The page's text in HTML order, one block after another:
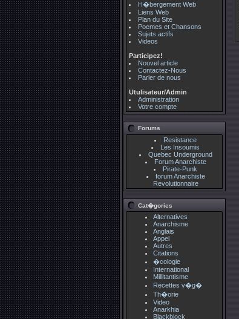
H�bergement Web
Liens Web
Plan du Site
Poemes et Chansons
Sujets actifs
Videos
Participez!
Nouvel article
Contactez-Nous
Parler de nous
Utulisateur/Admin
Administration
Votre compte
Forums
Resistance
Les Insoumis
Quebec Underground
Forum Anarchiste
Pirate-Punk
forum Anarchiste
Revolutionnaire
Cat�gories
Alternatives
Anarchisme
Anglais
Appel
Autres
Citations
�cologie
International
Millitantisme
Recettes v�g�
Th�orie
Video
Anarkhia
Blackblock